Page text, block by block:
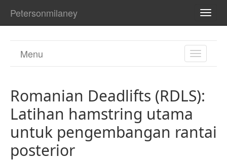
Petersonmilaney
TOGGLE
Menu
Romanian Deadlifts (RDLS):
Latihan hamstring utama
untuk pengembangan rantai
posterior